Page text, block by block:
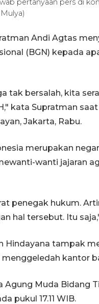
pertanyaan pers di
Andi Agtas
(BGN) kepada
tak bersalah, kita
kata Supratman
Jakarta, Rabu.
merupakan
wanti jajaran
penegak hukum.
hal tersebut. Itu
Hindayana tampak
kantor
Muda Bidang
pukul 17.11 WIB.